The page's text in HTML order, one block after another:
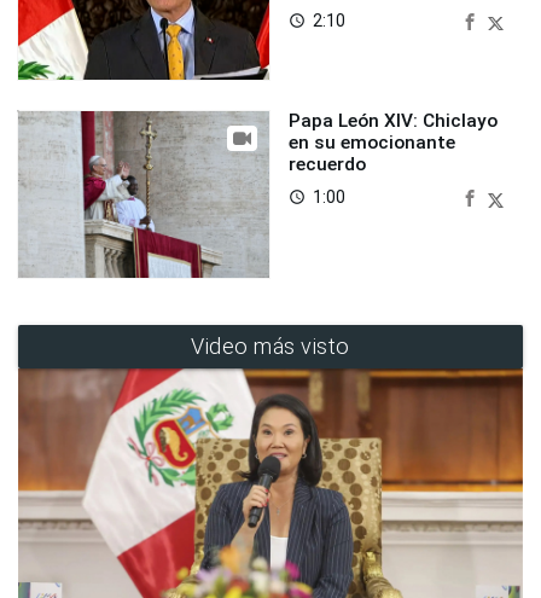
access_time 2:10
Papa León XIV: Chiclayo
en su emocionante
recuerdo
access_time 1:00
Video más visto